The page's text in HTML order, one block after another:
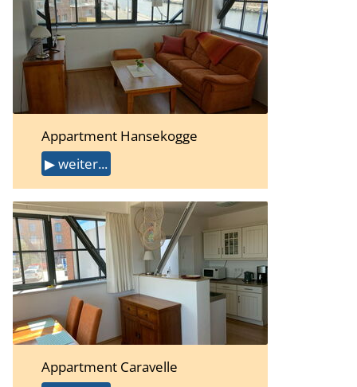
Appartment Hansekogge
▶ weiter...
Appartment Caravelle